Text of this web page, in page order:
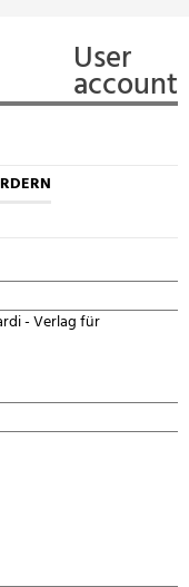
User
account
- Verlag für